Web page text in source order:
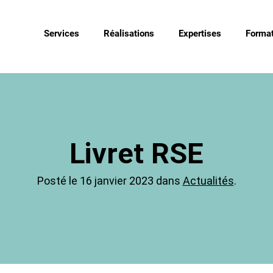
Services Réalisations Expertises
Livret RSE
Posté le 16 janvier 2023 dans Actualités.